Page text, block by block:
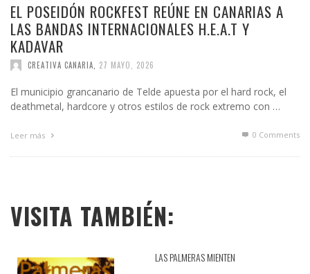
EL POSEIDÓN ROCKFEST REÚNE EN CANARIAS A
LAS BANDAS INTERNACIONALES H.E.A.T Y
KADAVAR
CREATIVA CANARIA 27 MAYO, 2026
El municipio grancanario de Telde apuesta por el hard rock, el
deathmetal, hardcore y otros estilos de rock extremo con …
Leer más 0 Comments
VISITA TAMBIÉN:
LAS PALMERAS MIENTEN